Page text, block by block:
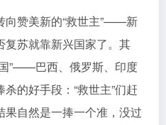
向赞美新的“救世主”——新
复苏就靠新兴国家了。其
”——巴西、俄罗斯、印度
的好手段：“救世主”们赶
自然是一捧一个准，没过